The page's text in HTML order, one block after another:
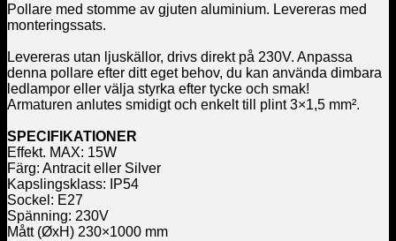
Pollare med stomme av gjuten aluminium. Levereras med
monteringssats.
Levereras utan ljuskällor, drivs direkt på 230V. Anpassa
denna pollare efter ditt eget behov, du kan använda dimbara
ledlampor eller välja styrka efter tycke och smak!
Armaturen anlutes smidigt och enkelt till plint 3×1,5 mm².
SPECIFIKATIONER
Effekt. MAX: 15W
Färg: Antracit eller Silver
Kapslingsklass: IP54
Sockel: E27
Spänning: 230V
Mått (ØxH) 230×1000 mm